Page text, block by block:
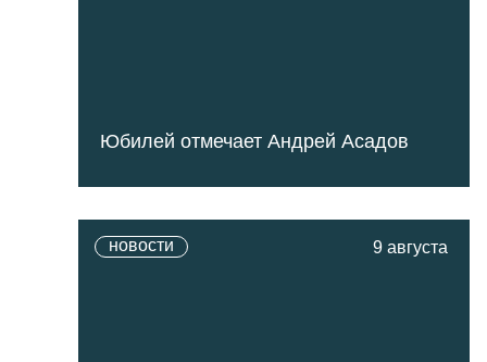
Юбилей отмечает Андрей Асадов
новости 9 августа